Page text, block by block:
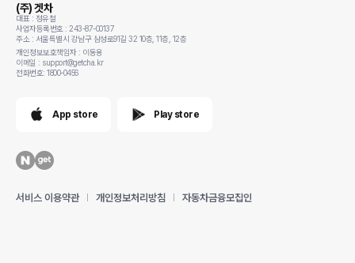
(주) 겟차
대표 : 정유철
사업자등록번호 : 243-87-00137
주소 : 서울특별시 강남구 삼성로91길 32 10층, 11층, 12층
개인정보보호책임자 : 이동용
이메일 : support@getcha.kr
전화번호: 1800-0456
App store Play store
서비스 이용약관 개인정보처리방침 자동차금융모집인